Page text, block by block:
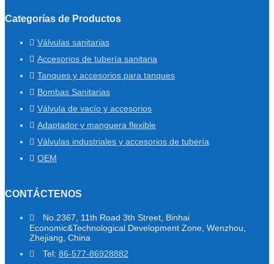
Categorías de Productos
Válvulas sanitarias
Accesorios de tubería sanitaria
Tanques y accesorios para tanques
Bombas Sanitarias
Válvula de vacío y accesorios
Adaptador y manguera flexible
Válvulas industriales y accesorios de tubería
OEM
CONTÁCTENOS
No.2367, 11th Road 3th Street, Binhai
Economic&Technological Development Zone, Wenzhou,
Zhejiang, China
Tel: 86-577-86928882